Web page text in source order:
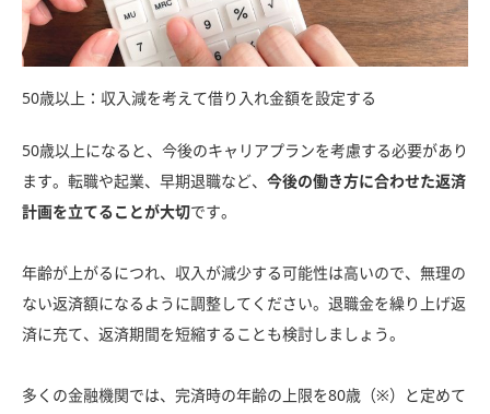
50歳以上：収入減を考えて借り入れ金額を設定する
50歳以上になると、今後のキャリアプランを考慮する必要があり
ます。転職や起業、早期退職など、 今後の働き方に合わせた返済
計画を立てることが大切です。
年齢が上がるにつれ、収入が減少する可能性は高いので、無理の
ない返済額になるように調整してください。退職金を繰り上げ返
済に充て、返済期間を短縮することも検討しましょう。
多くの金融機関では、完済時の年齢の上限を80歳（※）と定めて